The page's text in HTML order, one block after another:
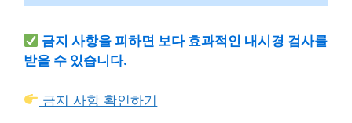
금지 사항을 피하면 보다 효과적인 내시경 검사를
받을 수 있습니다.
금지 사항 확인하기